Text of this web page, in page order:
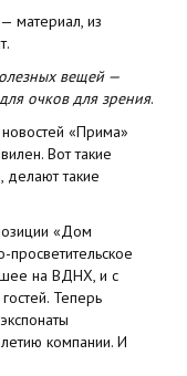
материал, из
вещей —
очков для зрения.
«Прима»
Вот такие
делают такие
«Дом
на ВДНХ, и с
Теперь
компании. И